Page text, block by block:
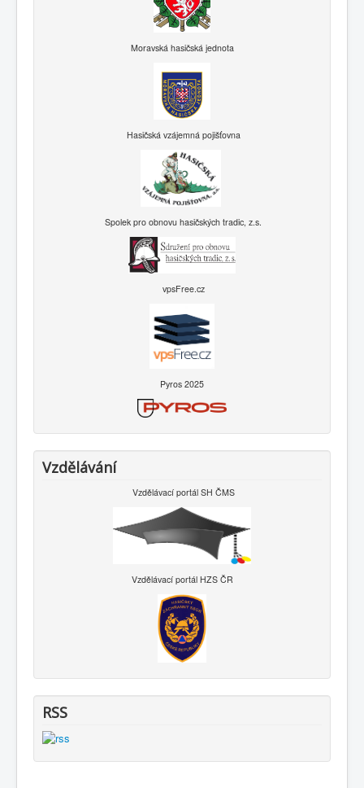
Moravská hasičská jednota
Hasičská vzájemná pojišťovna
Spolek pro obnovu hasičských tradic, z.s.
vpsFree.cz
Pyros 2025
Vzdělávání
Vzdělávací portál SH ČMS
Vzdělávací portál HZS ČR
RSS